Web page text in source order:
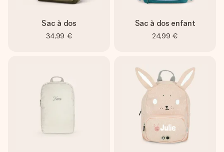
Sac à dos
34,99 €
Sac à dos enfant
24,99 €